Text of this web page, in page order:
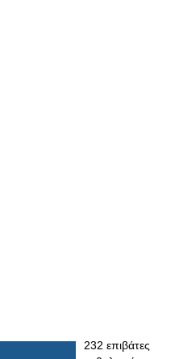
232 επιβάτες